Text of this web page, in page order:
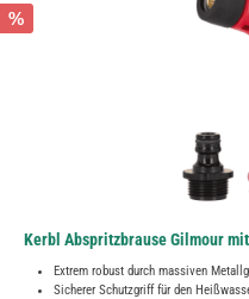
%
Kerbl Abspritzbrause Gilmour
Extrem robust durch massiven
Sicherer Schutzgriff für den